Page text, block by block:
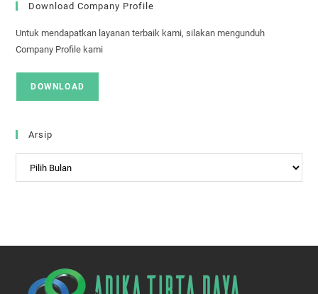
Download Company Profile
Untuk mendapatkan layanan terbaik kami, silakan mengunduh
Company Profile kami
DOWNLOAD
Arsip
Arsip